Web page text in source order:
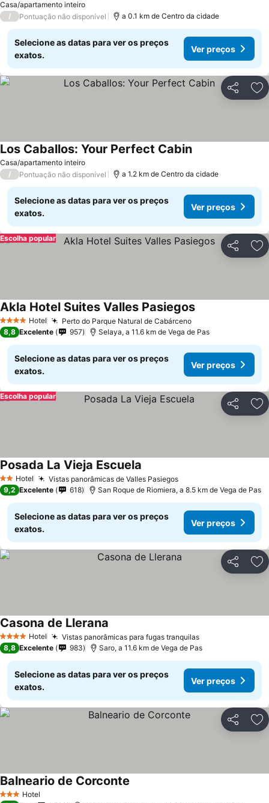
Casa/apartamento inteiro
/ Pontuação não disponível a 0.1 km de Centro da cidade
Selecione as datas para ver os preços
exatos.
Ver preços
Partilhar
Casa/apartamento inteiro
Los Caballos: Your Perfect Cabin
/ Pontuação não disponível a 1.2 km de Centro da cidade
Selecione as datas para ver os preços
exatos.
Ver preços
Partilhar
Escolha popular
4 EstrelasHotel Perto do Parque Natural de Cabárceno
Akla Hotel Suites Valles Pasiegos
8,8 Excelente 957 Selaya, a 11.6 km de Vega de Pas
Selecione as datas para ver os preços
exatos.
Ver preços
Partilhar
Escolha popular
2 Estrelas
Hotel Vistas panorâmicas de Valles Pasiegos
Posada La Vieja Escuela
9,2 Excelente 618 San Roque de Riomiera, a 8.5 km de Vega de Pas
Selecione as datas para ver os preços
exatos.
Ver preços
Partilhar
4 EstrelasHotel Vistas panorâmicas para fugas tranquilas
Casona de Llerana
8,8 Excelente 983 Saro, a 11.6 km de Vega de Pas
Selecione as datas para ver os preços
exatos.
Ver preços
Partilhar
3 EstrelasHotel
Balneario de Corconte